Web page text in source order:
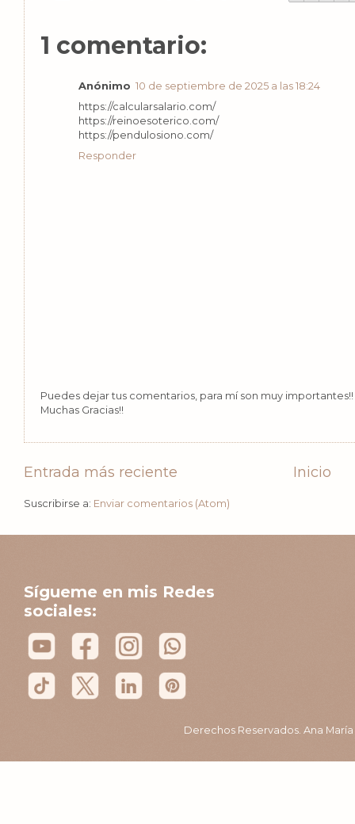
1 comentario:
Anónimo 10 de septiembre de 2025 a las 18:24
https://calcularsalario.com/
https://reinoesoterico.com/
https://pendulosiono.com/
Responder
Puedes dejar tus comentarios, para mí son muy
Muchas Gracias!!
Entrada más reciente Inicio
Suscribirse a: Enviar comentarios (Atom)
Sígueme en mis Redes
sociales:
Derechos Reservados. Ana